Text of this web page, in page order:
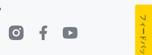
フィードバック